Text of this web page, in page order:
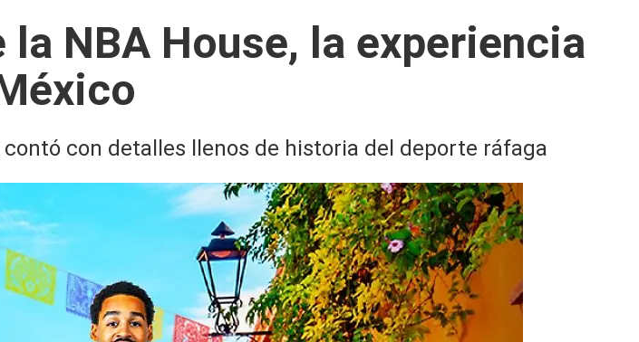
NBA House, la experiencia
con detalles llenos de historia del deporte ráfaga